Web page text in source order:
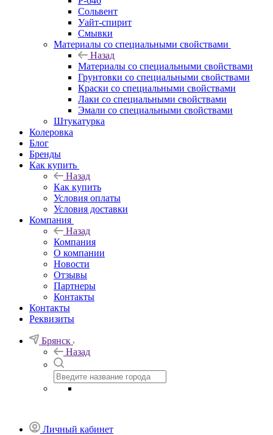
Сольвент
Уайт-спирит
Смывки
Материалы со специальными свойствами
Назад
Материалы со специальными свойствами
Грунтовки со специальными свойствами
Краски со специальными свойствами
Лаки со специальными свойствами
Эмали со специальными свойствами
Штукатурка
Колеровка
Блог
Бренды
Как купить
Назад
Как купить
Условия оплаты
Условия доставки
Компания
Назад
Компания
О компании
Новости
Отзывы
Партнеры
Контакты
Контакты
Реквизиты
Брянск
Назад
Личный кабинет